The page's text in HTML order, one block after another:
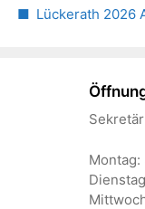
Lückerath 2026
Montag: